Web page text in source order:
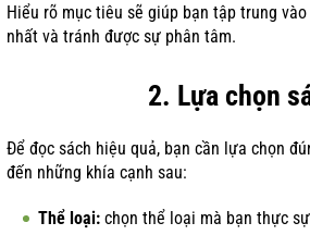
Hiểu rõ mục tiêu sẽ giúp bạn tập trung
nhất và tránh được sự phân tâm.
2. Lựa chọn
Để đọc sách hiệu quả, bạn cần lựa chọn
đến những khía cạnh sau:
Thể loại: chọn thể loại mà bạn thực